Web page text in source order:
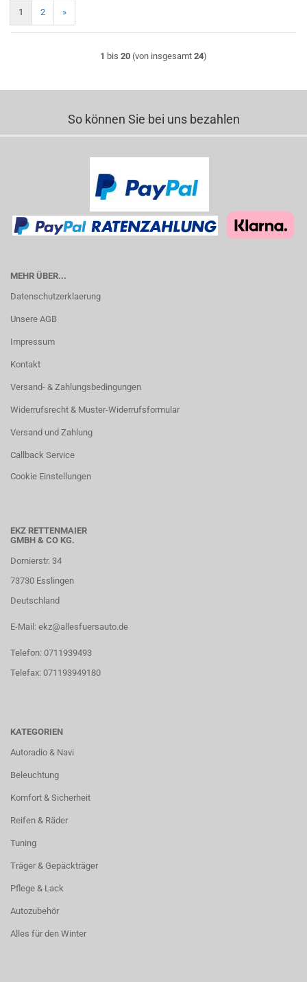
1 2 »
1 bis 20 (von insgesamt 24)
So können Sie bei uns bezahlen
MEHR ÜBER...
Datenschutzerklaerung
Unsere AGB
Impressum
Kontakt
Versand- & Zahlungsbedingungen
Widerrufsrecht & Muster-Widerrufsformular
Versand und Zahlung
Callback Service
Cookie Einstellungen
EKZ RETTENMAIER
GMBH & CO KG.
Dornierstr. 34
73730 Esslingen
Deutschland
E-Mail: ekz@allesfuersauto.de
Telefon: 0711939493
Telefax: 071193949180
KATEGORIEN
Autoradio & Navi
Beleuchtung
Komfort & Sicherheit
Reifen & Räder
Tuning
Träger & Gepäckträger
Pflege & Lack
Autozubehör
Alles für den Winter